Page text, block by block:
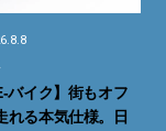
バイク】街もオフ
れる本気仕様。日